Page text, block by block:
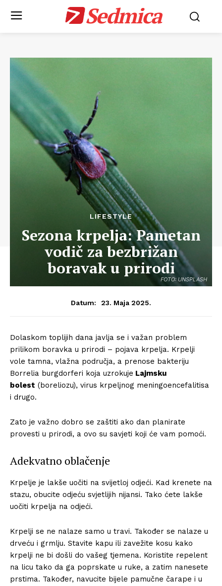
Sedmica
FOTO: UNSPLASH
LIFESTYLE
Sezona krpelja: Pametan
vodič za bezbrižan
boravak u prirodi
Datum: 23. Maja 2025.
Dolaskom toplijih dana javlja se i važan problem
prilikom boravka u prirodi – pojava krpelja. Krpelji
vole tamna, vlažna područja, a prenose bakteriju
Borrelia burgdorferi koja uzrokuje Lajmsku
bolest (boreliozu), virus krpeljnog meningoencefalitisa
i drugo.
Zato je važno dobro se zaštiti ako dan planirate
provesti u prirodi, a ovo su savjeti koji će vam pomoći.
Adekvatno oblačenje
Krpelje je lakše uočiti na svijetloj odjeći. Kad krenete na
stazu, obucite odjeću svjetlijih nijansi. Tako ćete lakše
uočiti krpelja na odjeći.
Krpelji se ne nalaze samo u travi. Također se nalaze u
drveću i grmlju. Stavite kapu ili zavežite kosu kako
krpelji ne bi došli do vašeg tjemena. Koristite repelent
na licu tako da ga poprskate u ruke, a zatim nanesete
prstima. Također, navucite bijele pamučne čarape i u